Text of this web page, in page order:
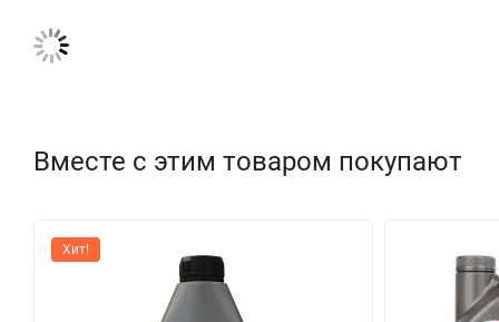
Вместе с этим товаром покупают
Хит!